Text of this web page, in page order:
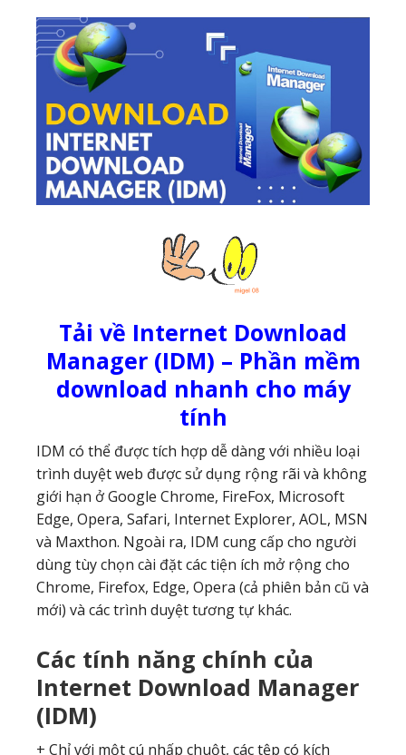
Tải về Internet Download
Manager (IDM) – Phần mềm
download nhanh cho máy
tính
IDM có thể được tích hợp dễ dàng với nhiều loại
trình duyệt web được sử dụng rộng rãi và không
giới hạn ở Google Chrome, FireFox, Microsoft
Edge, Opera, Safari, Internet Explorer, AOL, MSN
và Maxthon. Ngoài ra, IDM cung cấp cho người
dùng tùy chọn cài đặt các tiện ích mở rộng cho
Chrome, Firefox, Edge, Opera (cả phiên bản cũ và
mới) và các trình duyệt tương tự khác.
Các tính năng chính của
Internet Download Manager
(IDM)
+ Chỉ với một cú nhấp chuột, các tệp có kích